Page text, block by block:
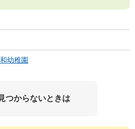
幼稚園
つからないときは